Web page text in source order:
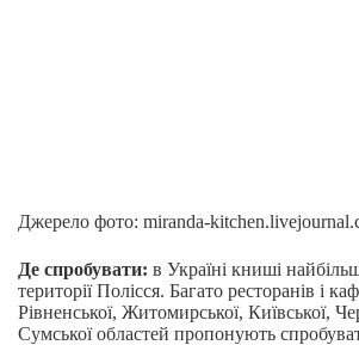
Джерело фото: miranda-
Де спробувати: в Україні книші
території Полісся. Багато ресторанів і
Рівненської, Житомирської, Київської,
Сумської областей пропонують